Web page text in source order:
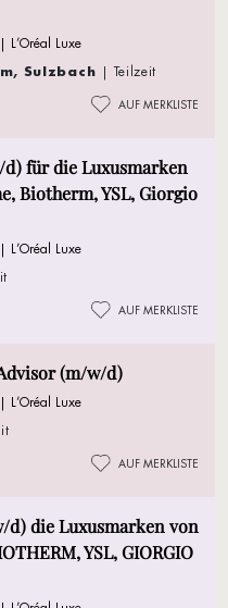
L’Oréal Luxe
Sulzbach | Teilzeit
AUF MERKLISTE
für die Luxusmarken
Biotherm, YSL, Giorgio
L’Oréal Luxe
AUF MERKLISTE
(m/w/d)
L’Oréal Luxe
AUF MERKLISTE
die Luxusmarken von
YSL, GIORGIO